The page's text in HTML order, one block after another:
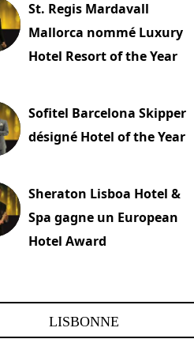
St. Regis Mardavall
Mallorca nommé Luxury
Hotel Resort of the Year
Sofitel Barcelona Skipper
désigné Hotel of the Year
Sheraton Lisboa Hotel &
Spa gagne un European
Hotel Award
LISBONNE